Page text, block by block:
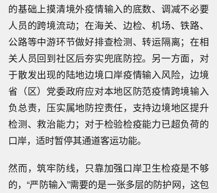
的基础上摸清境外疫情输入的底数、调减不必要
人员的跨境流动；在海关、边检、机场、铁路、
公路等中游环节做好排查检测、转运隔离；在相
关人员回到社区后夯实兜底防控。另一方面，对
于散发出现的陆地边境口岸疫情输入风险，边境
省（区）党委政府应对本地区防范疫情跨境输入
负总责，压实属地防控责任，支持边境地区提升
检测、救治能力；对于检验检疫能力已超负荷的
口岸，适时暂停其通道客运功能。
然而，筑牢防线，只靠加强口岸卫生检疫是不够
的，“严防输入”需要的是一张多层的防护网，这包